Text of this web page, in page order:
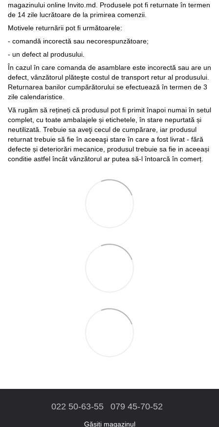
magazinului online Invito.md. Produsele pot fi returnate în termen
de 14 zile lucrătoare de la primirea comenzii.
Motivele returnării pot fi următoarele:
- comandă incorectă sau necorespunzătoare;
- un defect al produsului.
În cazul în care comanda de asamblare este incorectă sau are un
defect, vânzătorul plăteşte costul de transport retur al produsului.
Returnarea banilor cumpărătorului se efectuează în termen de 3
zile calendaristice.
Vă rugăm să rețineți că produsul pot fi primit înapoi numai în setul
complet, cu toate ambalajele și etichetele, în stare nepurtată și
neutilizată. Trebuie sa aveţi cecul de cumpărare, iar produsul
returnat trebuie să fie în aceeaşi stare în care a fost livrat - fără
defecte și deteriorări mecanice, produsul trebuie sa fie in aceeași
conditie astfel încât vânzătorul ar putea să-l întoarcă în comerț.
022 50-63-55 079 45-70-52
Găsiți magazinul